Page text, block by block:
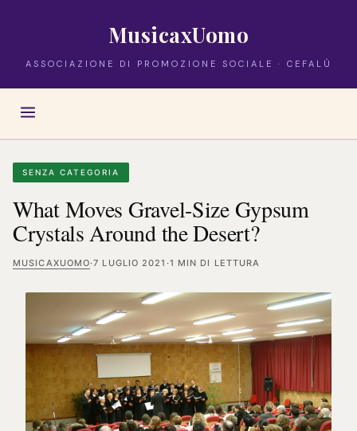
MusicaxUomo
ASSOCIAZIONE DI PROMOZIONE SOCIALE · CEFALÙ
SENZA CATEGORIA
What Moves Gravel-Size Gypsum
Crystals Around the Desert?
MUSICAXUOMO·7 LUGLIO 2021 ·1 MIN DI LETTURA